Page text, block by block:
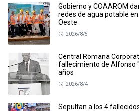
Gobierno y COAAROM
redes de agua potable en
Oeste
2026/8/5
Central Romana
fallecimiento de Alfonso
años
2026/8/4
Sepultan a los 4